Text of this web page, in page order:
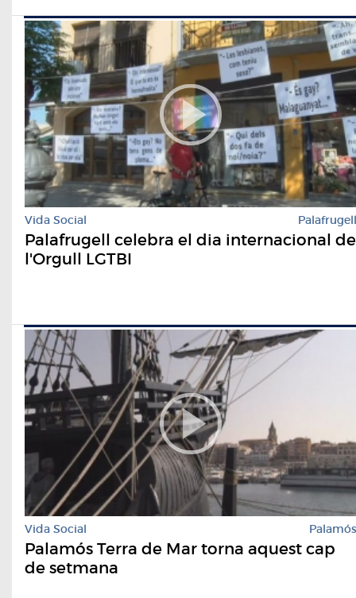
Vida Social Palafrugell
Palafrugell celebra el dia internacional de
l'Orgull LGTBI
Vida Social Palamós
Palamós Terra de Mar torna aquest cap
de setmana